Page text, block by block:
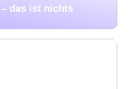
das ist nichts